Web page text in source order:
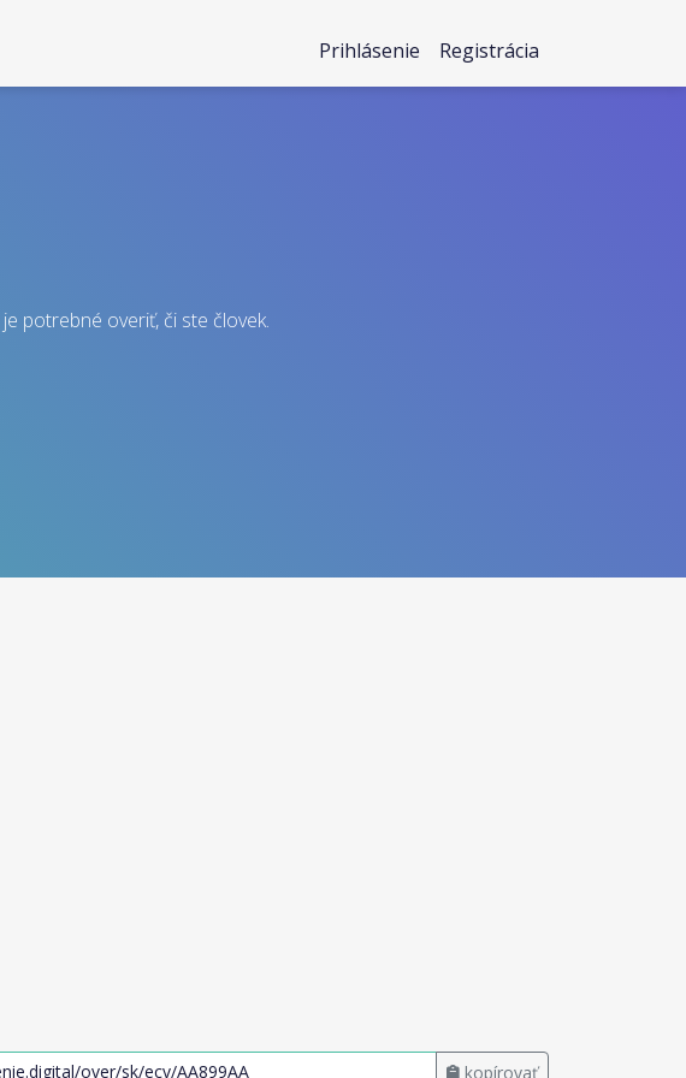
Prihlásenie Registrácia
je potrebné overiť, či ste človek.
kopírovať